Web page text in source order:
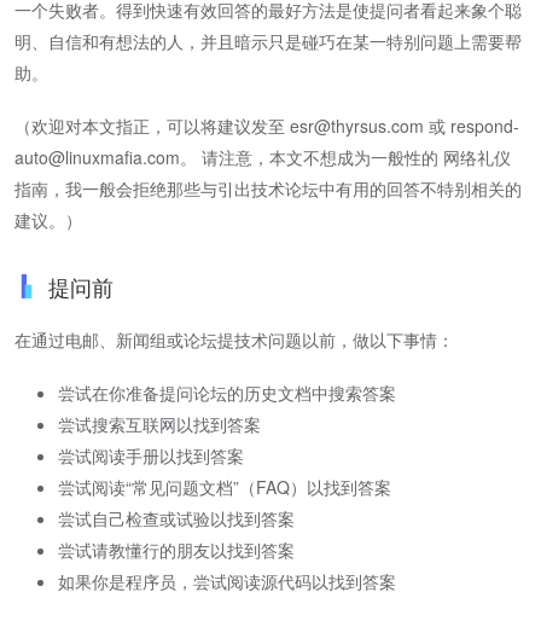
一个失败者。得到快速有效回答的最好方法是使提问者看起来象个聪
明、自信和有想法的人，并且暗示只是碰巧在某一特别问题上需要帮
助。
（欢迎对本文指正，可以将建议发至 esr@thyrsus.com 或 respond-
auto@linuxmafia.com。 请注意，本文不想成为一般性的 网络礼仪
指南，我一般会拒绝那些与引出技术论坛中有用的回答不特别相关的
建议。）
提问前
在通过电邮、新闻组或论坛提技术问题以前，做以下事情：
尝试在你准备提问论坛的历史文档中搜索答案
尝试搜索互联网以找到答案
尝试阅读手册以找到答案
尝试阅读“常见问题文档”（FAQ）以找到答案
尝试自己检查或试验以找到答案
尝试请教懂行的朋友以找到答案
如果你是程序员，尝试阅读源代码以找到答案